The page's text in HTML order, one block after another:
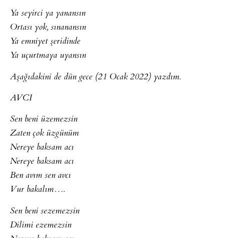
Ya seyirci ya yanansın
Ortası yok, sınanansın
Ya emniyet şeridinde
Ya uçurtmaya uyansın
Aşağıdakini de dün gece (21 Ocak 2022) yazdım.
AVCI
Sen beni üzemezsin
Zaten çok üzgünüm
Nereye baksam acı
Nereye baksam acı
Ben avım sen avcı
Vur bakalım….
Sen beni sezemezsin
Dilimi ezemezsin